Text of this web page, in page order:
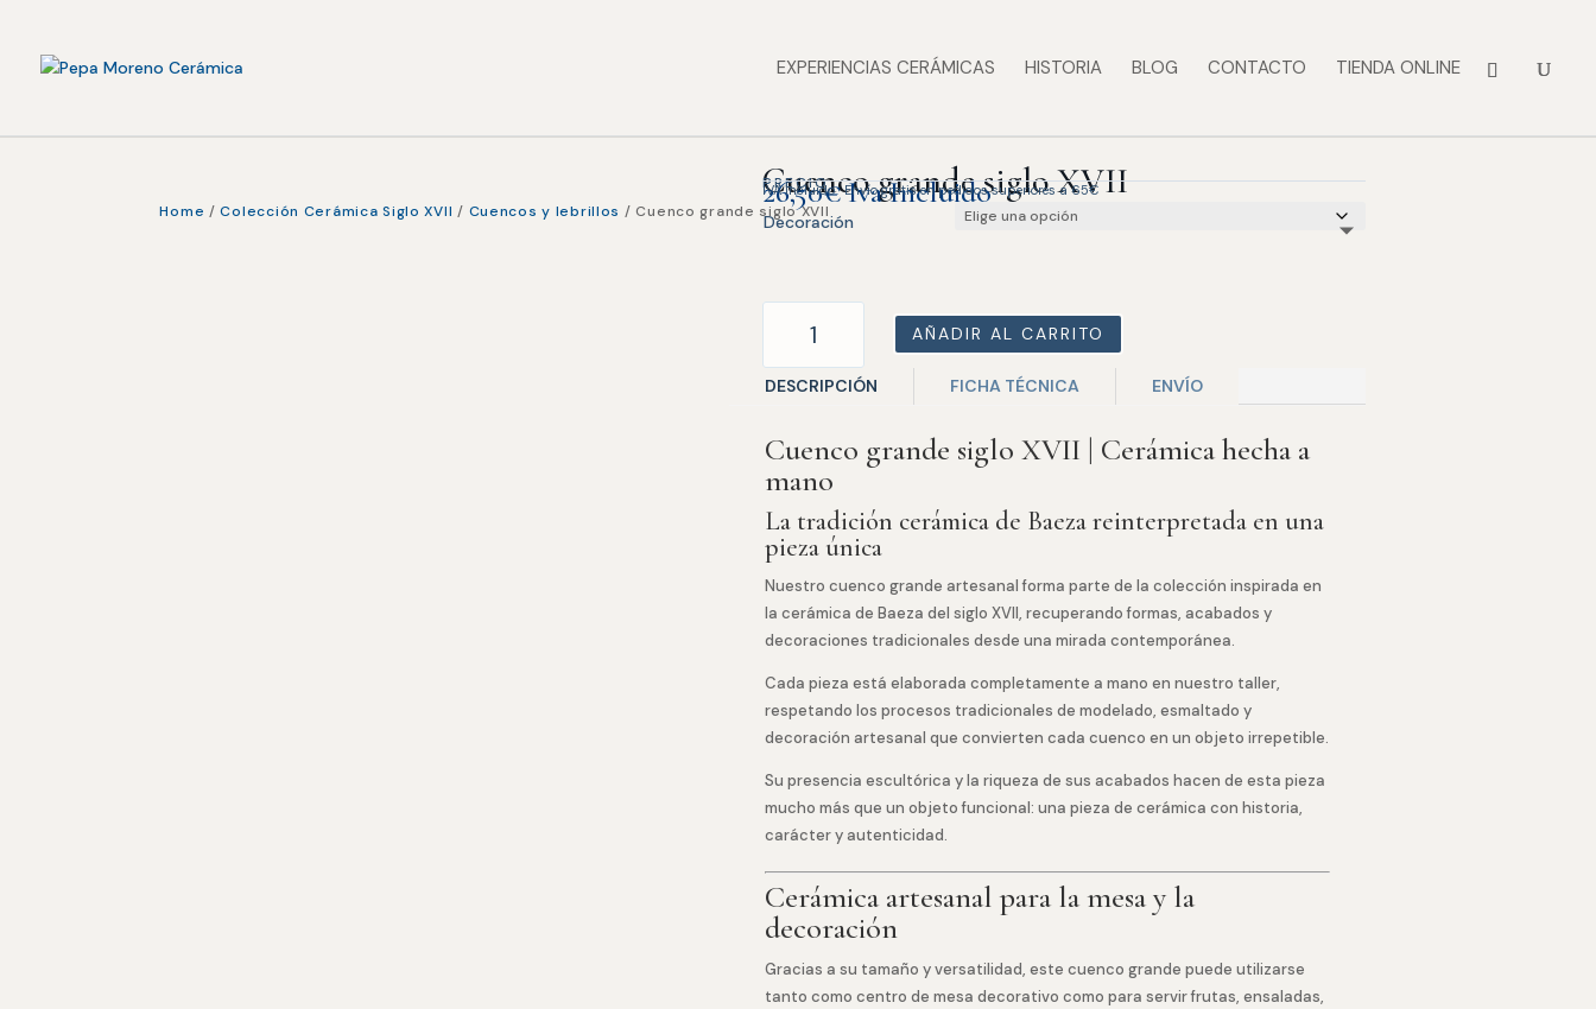
EXPERIENCIAS CERÁMICAS HISTORIA BLOG CONTACTO TIENDA ONLINE
Home /Colección Cerámica Siglo XVII / Cuencos y lebrillos / Cuenco grande siglo XVII
Cuenco grande siglo XVII
PRECIO
26,50€Iva Incluido
IVA incluido · Envío gratis en pedidos superiores a 65€
Decoración
grande
siglo
XVII
AÑADIR AL CARRITO
DESCRIPCIÓN FICHA TÉCNICA ENVÍO
Cuenco grande siglo XVII | Cerámica hecha a
mano
La tradición cerámica de Baeza reinterpretada en una
pieza única
Nuestro cuenco grande artesanal forma parte de la colección inspirada en
la cerámica de Baeza del siglo XVII, recuperando formas, acabados y
decoraciones tradicionales desde una mirada contemporánea.
Cada pieza está elaborada completamente a mano en nuestro taller,
respetando los procesos tradicionales de modelado, esmaltado y
decoración artesanal que convierten cada cuenco en un objeto irrepetible.
Su presencia escultórica y la riqueza de sus acabados hacen de esta pieza
mucho más que un objeto funcional: una pieza de cerámica con historia,
carácter y autenticidad.
Cerámica artesanal para la mesa y la
decoración
Gracias a su tamaño y versatilidad, este cuenco grande puede utilizarse
tanto como centro de mesa decorativo como para servir frutas, ensaladas,